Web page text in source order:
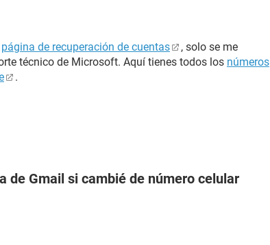
página de recuperación de cuentas
, solo se me
técnico de Microsoft. Aquí tienes todos los números
.
de Gmail si cambié de número celular